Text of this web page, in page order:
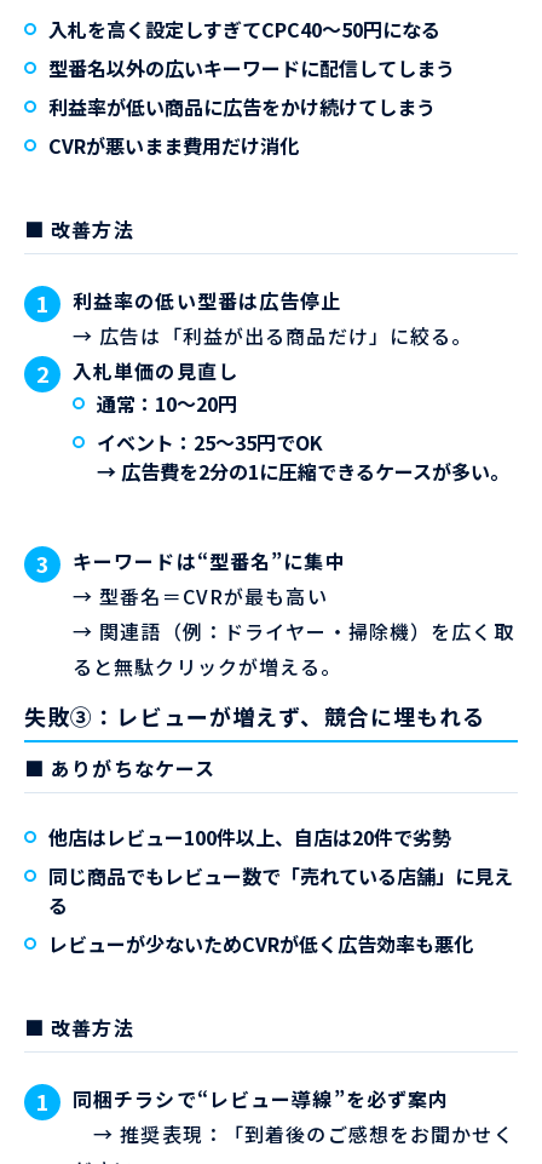
入札を高く設定しすぎてCPC40〜50円になる
型番名以外の広いキーワードに配信してしまう
利益率が低い商品に広告をかけ続けてしまう
CVRが悪いまま費用だけ消化
■ 改善方法
利益率の低い型番は広告停止
→ 広告は「利益が出る商品だけ」に絞る。
入札単価の見直し
通常：10〜20円
イベント：25〜35円でOK
→ 広告費を2分の1に圧縮できるケースが多い。
キーワードは“型番名”に集中
→ 型番名＝CVRが最も高い
→ 関連語（例：ドライヤー・掃除機）を広く取
ると無駄クリックが増える。
失敗③：レビューが増えず、競合に埋もれる
■ ありがちなケース
他店はレビュー100件以上、自店は20件で劣勢
同じ商品でもレビュー数で「売れている店舗」に見え
る
レビューが少ないためCVRが低く広告効率も悪化
■ 改善方法
同梱チラシで“レビュー導線”を必ず案内
→ 推奨表現：「到着後のご感想をお聞かせく